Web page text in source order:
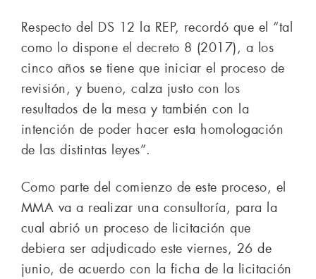
Respecto del DS 12 la REP, recordó que el “tal
como lo dispone el decreto 8 (2017), a los
cinco años se tiene que iniciar el proceso de
revisión, y bueno, calza justo con los
resultados de la mesa y también con la
intención de poder hacer esta homologación
de las distintas leyes”.
Como parte del comienzo de este proceso, el
MMA va a realizar una consultoría, para la
cual abrió un proceso de licitación que
debiera ser adjudicado este viernes, 26 de
junio, de acuerdo con la ficha de la licitación